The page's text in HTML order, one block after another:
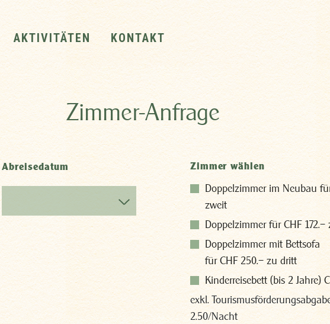
AKTIVITÄTEN KONTAKT
Zimmer-Anfrage
Abreisedatum Zimmer wählen
Doppelzimmer im Neubau
zweit
Doppelzimmer für CHF
Doppelzimmer mit Bettsofa
für CHF 250.– zu dritt
Kinderreisebett (bis 2 Jahre)
exkl.
2.50/Nacht